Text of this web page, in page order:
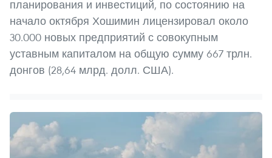
планирования и инвестиций, по состоянию на
начало октября Хошимин лицензировал около
30.000 новых предприятий с совокупным
уставным капиталом на общую сумму 667 трлн.
донгов (28,64 млрд. долл. США).